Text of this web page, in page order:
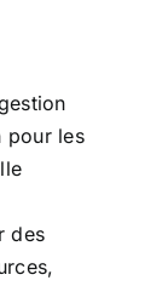
pour les
des